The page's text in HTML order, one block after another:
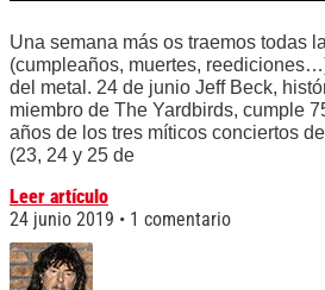
Una semana más os traemos todas
(cumpleaños, muertes,
del metal. 24 de junio Jeff Beck,
miembro de The Yardbirds, cumple
años de los tres míticos conciertos
(23, 24 y 25 de
Leer artículo
24 junio 2019
1 comentario